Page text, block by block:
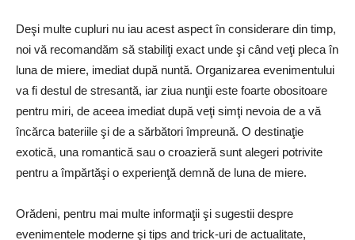
Deşi multe cupluri nu iau acest aspect în considerare din timp,
noi vă recomandăm să stabiliţi exact unde şi când veţi pleca în
luna de miere, imediat după nuntă. Organizarea evenimentului
va fi destul de stresantă, iar ziua nunţii este foarte obositoare
pentru miri, de aceea imediat după veţi simţi nevoia de a vă
încărca bateriile şi de a sărbători împreună. O destinaţie
exotică, una romantică sau o croazieră sunt alegeri potrivite
pentru a împărtăşi o experienţă demnă de luna de miere.
Orădeni, pentru mai multe informaţii şi sugestii despre
evenimentele moderne şi tips and trick-uri de actualitate,